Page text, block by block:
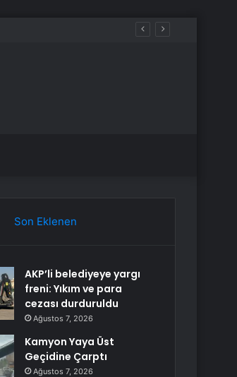
Son Eklenen
AKP’li belediyeye yargı
freni: Yıkım ve para
cezası durduruldu
Ağustos 7, 2026
Kamyon Yaya Üst
Geçidine Çarptı
Ağustos 7, 2026